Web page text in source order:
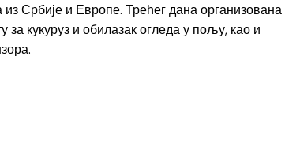
из Србије и Европе. Трећег дана организована
за кукуруз и обилазак огледа у пољу, као и